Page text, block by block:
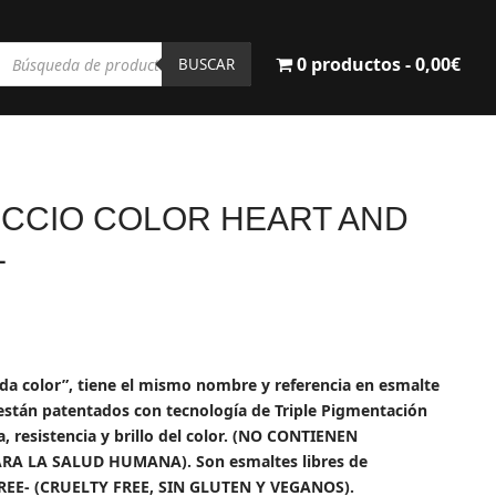
BUSCAR 0 productos 0,00€
COLOR HEART AND
color”, tiene el mismo nombre y referencia en esmalte
patentados con tecnología de Triple Pigmentación
resistencia y brillo del color. (NO CONTIENEN
LA SALUD HUMANA). Son esmaltes libres de
(CRUELTY FREE, SIN GLUTEN Y VEGANOS).